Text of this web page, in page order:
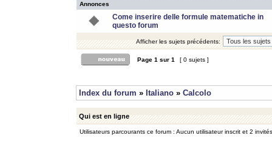
Annonces
Come inserire delle formule matematiche in
questo forum
Afficher les sujets précédents:
Page 1 sur 1 [ 0 sujets ]
Index du forum » Italiano » Calcolo
Qui est en ligne
Utilisateurs parcourants ce forum : Aucun utilisateur inscrit et 2 invités